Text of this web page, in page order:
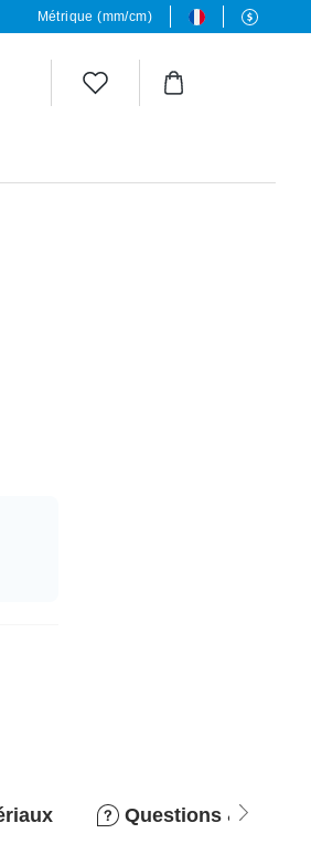
Métrique (mm/cm)
Questions &